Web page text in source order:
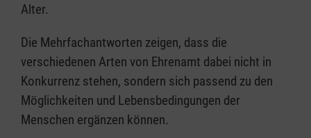
Alter.
Die Mehrfachantworten zeigen, dass die
verschiedenen Arten von Ehrenamt dabei nicht in
Konkurrenz stehen, sondern sich passend zu den
Möglichkeiten und Lebensbedingungen der
Menschen ergänzen können.